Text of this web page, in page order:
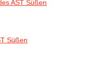
AST Süßen
Süßen